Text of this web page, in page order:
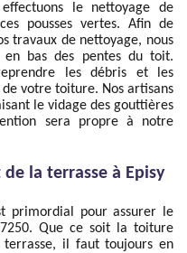
le nettoyage de
pousses vertes. Afin de
travaux de nettoyage, nous
en bas des pentes du toit.
les débris et les
votre toiture. Nos artisans
le vidage des gouttières
sera propre à notre
la terrasse à Episy
primordial pour assurer le
Que ce soit la toiture
il faut toujours en